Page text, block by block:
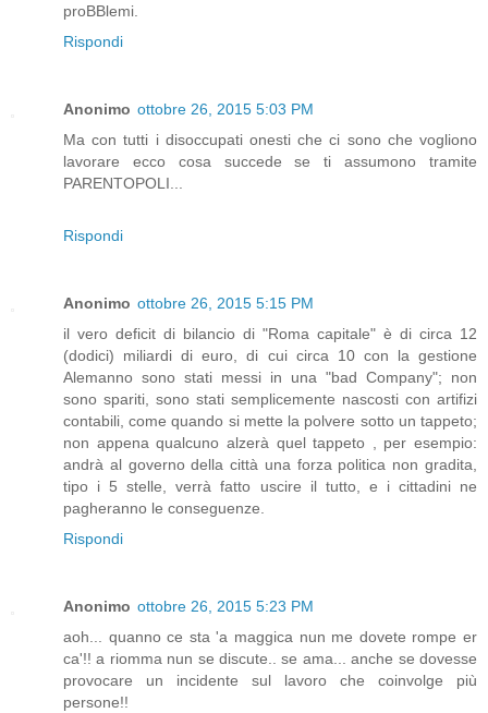
proBBlemi.
Rispondi
Anonimo ottobre 26, 2015 5:03 PM
Ma con tutti i disoccupati onesti che ci sono che vogliono
lavorare ecco cosa succede se ti assumono tramite
PARENTOPOLI...
Rispondi
Anonimo ottobre 26, 2015 5:15 PM
il vero deficit di bilancio di "Roma capitale" è di circa 12
(dodici) miliardi di euro, di cui circa 10 con la gestione
Alemanno sono stati messi in una "bad Company"; non
sono spariti, sono stati semplicemente nascosti con artifizi
contabili, come quando si mette la polvere sotto un tappeto;
non appena qualcuno alzerà quel tappeto , per esempio:
andrà al governo della città una forza politica non gradita,
tipo i 5 stelle, verrà fatto uscire il tutto, e i cittadini ne
pagheranno le conseguenze.
Rispondi
Anonimo ottobre 26, 2015 5:23 PM
aoh... quanno ce sta 'a maggica nun me dovete rompe er
ca'!! a riomma nun se discute.. se ama... anche se dovesse
provocare un incidente sul lavoro che coinvolge più
persone!!